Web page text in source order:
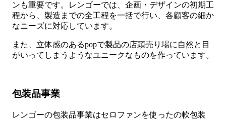
ンも重要です。レンゴーでは、企画・デザインの初期工
程から、製造までの全工程を一括で行い、各顧客の細か
なニーズに対応しています。
また、立体感のあるpopで製品の店頭売り場に自然と目
がいってしまうようなユニークなものを作っています。
包装品事業
レンゴーの包装品事業はセロファンを使ったの軟包装